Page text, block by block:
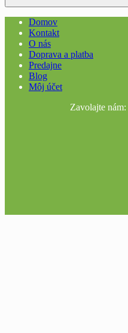
Domov
Kontakt
O nás
Doprava a platba
Predajne
Blog
Môj účet
Zavolajte nám: